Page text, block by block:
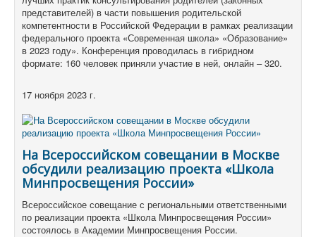
представителей) в части повышения родительской
компетентности в Российской Федерации в рамках реализации
федерального проекта «Современная школа» «Образование»
в 2023 году». Конференция проводилась в гибридном
формате: 160 человек приняли участие в ней, онлайн – 320.
17 ноября 2023 г.
На Всероссийском совещании в Москве
обсудили реализацию проекта «Школа
Минпросвещения России»
Всероссийское совещание с региональными ответственными
по реализации проекта «Школа Минпросвещения России»
состоялось в Академии Минпросвещения России.